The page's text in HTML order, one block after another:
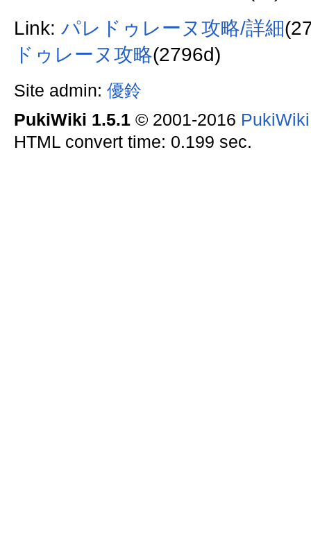
Link: パレドゥレーヌ攻略/詳細
ドゥレーヌ攻略(2796d)
Site admin: 優鈴
PukiWiki 1.5.1© 2001-2016
HTML convert time: 0.199 sec.